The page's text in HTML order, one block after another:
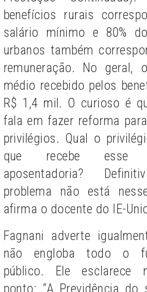
benefícios rurais
salário mínimo e 80%
urbanos também
remuneração. No geral,
médio recebido pelos
R$ 1,4 mil. O curioso é
fala em fazer reforma
privilégios. Qual o
que recebe esse
aposentadoria?
problema não está
afirma o docente do IE-
Fagnani adverte
não engloba todo o
público. Ele esclarece
ponto: “A Previdência do